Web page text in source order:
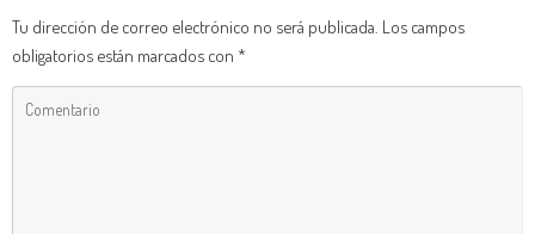
Tu dirección de correo electrónico no será publicada. Los campos
obligatorios están marcados con *